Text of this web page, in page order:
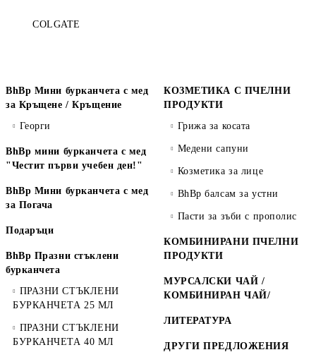
COLGATE
BhBp Мини бурканчета с мед
за Кръщене / Кръщение
Георги
BhBp мини бурканчета с мед
"Честит първи учебен ден!"
BhBp Мини бурканчета с мед
за Погача
Подаръци
BhBp Празни стъклени
бурканчета
ПРАЗНИ СТЪКЛЕНИ
БУРКАНЧЕТА 25 МЛ
ПРАЗНИ СТЪКЛЕНИ
БУРКАНЧЕТА 40 МЛ
КОЗМЕТИКА С ПЧЕЛНИ
ПРОДУКТИ
Грижа за косата
Медени сапуни
Козметика за лице
BhBp балсам за устни
Пасти за зъби с прополис
КОМБИНИРАНИ ПЧЕЛНИ
ПРОДУКТИ
МУРСАЛСКИ ЧАЙ /
КОМБИНИРАН ЧАЙ/
ЛИТЕРАТУРА
ДРУГИ ПРЕДЛОЖЕНИЯ